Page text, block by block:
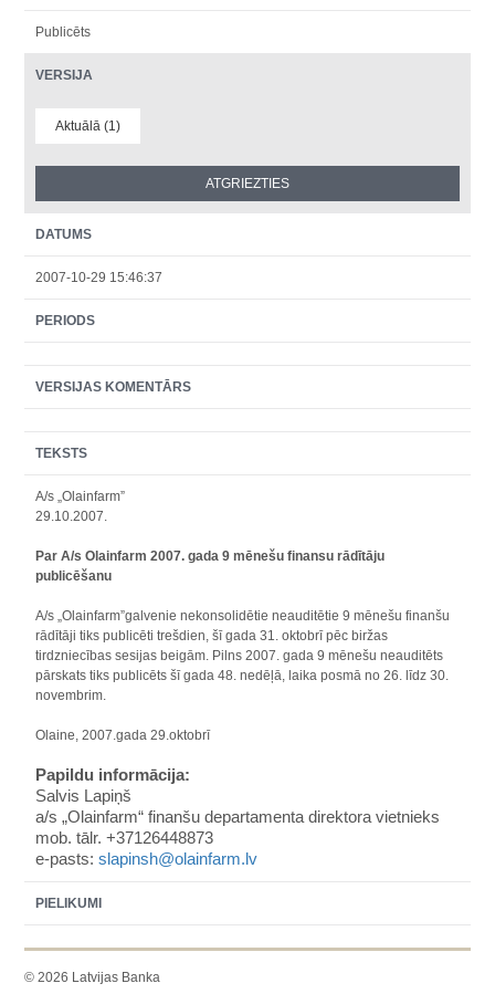
Publicēts
VERSIJA
Aktuālā (1)
DATUMS
2007-10-29 15:46:37
PERIODS
VERSIJAS KOMENTĀRS
TEKSTS
A/s „Olainfarm”
29.10.2007.
Par A/s Olainfarm 2007. gada 9 mēnešu finansu rādītāju
publicēšanu
A/s „Olainfarm”galvenie nekonsolidētie neauditētie 9 mēnešu finanšu
rādītāji tiks publicēti trešdien, šī gada 31. oktobrī pēc biržas
tirdzniecības sesijas beigām. Pilns 2007. gada 9 mēnešu neauditēts
pārskats tiks publicēts šī gada 48. nedēļā, laika posmā no 26. līdz 30.
novembrim.
Olaine, 2007.gada 29.oktobrī
Papildu informācija:
Salvis Lapiņš
a/s „Olainfarm“ finanšu departamenta direktora vietnieks
mob. tālr. +37126448873
e-pasts:slapinsh@olainfarm.lv
PIELIKUMI
© 2026 Latvijas Banka